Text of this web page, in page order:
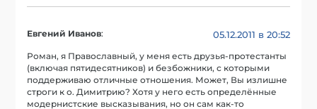
Евгений Иванов: 05.12.2011 в 20:52
Роман, я Православный, у меня есть друзья-протестанты
(включая пятидесятников) и безбожники, с которыми
поддерживаю отличные отношения. Может, Вы излишне
строги к о. Димитрию? Хотя у него есть определённые
модернистские высказывания, но он сам как-то